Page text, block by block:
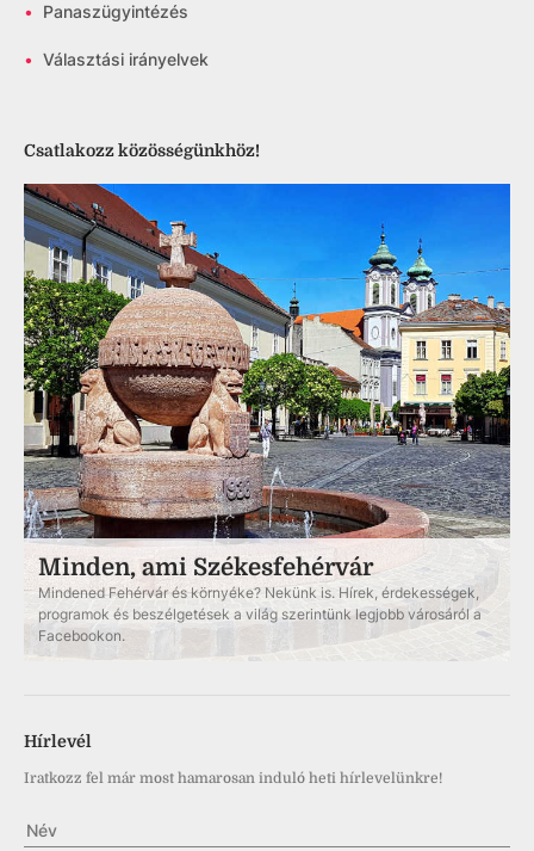
• Panaszügyintézés
• Választási irányelvek
Csatlakozz közösségünkhöz!
Minden, ami Székesfehérvár
Mindened Fehérvár és környéke? Nekünk is. Hírek, érdekességek,
programok és beszélgetések a világ szerintünk legjobb városáról a
Facebookon.
Hírlevél
Iratkozz fel már most hamarosan induló heti hírlevelünkre!